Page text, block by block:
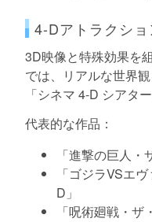
4-Dアトラクショ
3D映像と特殊効果を
では、リアルな世界
「シネマ 4-D シアター
代表的な作品：
「進撃の巨人・
「ゴジラVSエ
D」
「呪術廻戦・ザ